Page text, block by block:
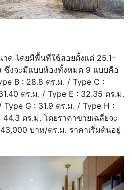
ด โดยมีพื้นที่ใช้สอยตั้งแต่ 25.1-
ซึ่งจะมีแบบห้องทั้งหมด 9 แบบคือ
B : 28.8 ตร.ม. / Type C :
ตร.ม. / Type E : 32.35 ตร.ม.
G : 31.9 ตร.ม. / Type H :
ตร.ม. โดยราคาขายเฉลี่ยจะ
บาท/ตร.ม. ราคาเริ่มต้นอยู่